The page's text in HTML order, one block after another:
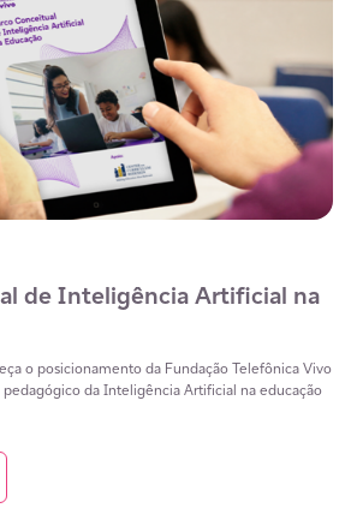
de Inteligência Artificial na
o posicionamento da Fundação Telefônica Vivo
da Inteligência Artificial na educação